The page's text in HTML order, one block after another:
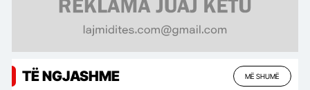
TË NGJASHME MË SHUMË